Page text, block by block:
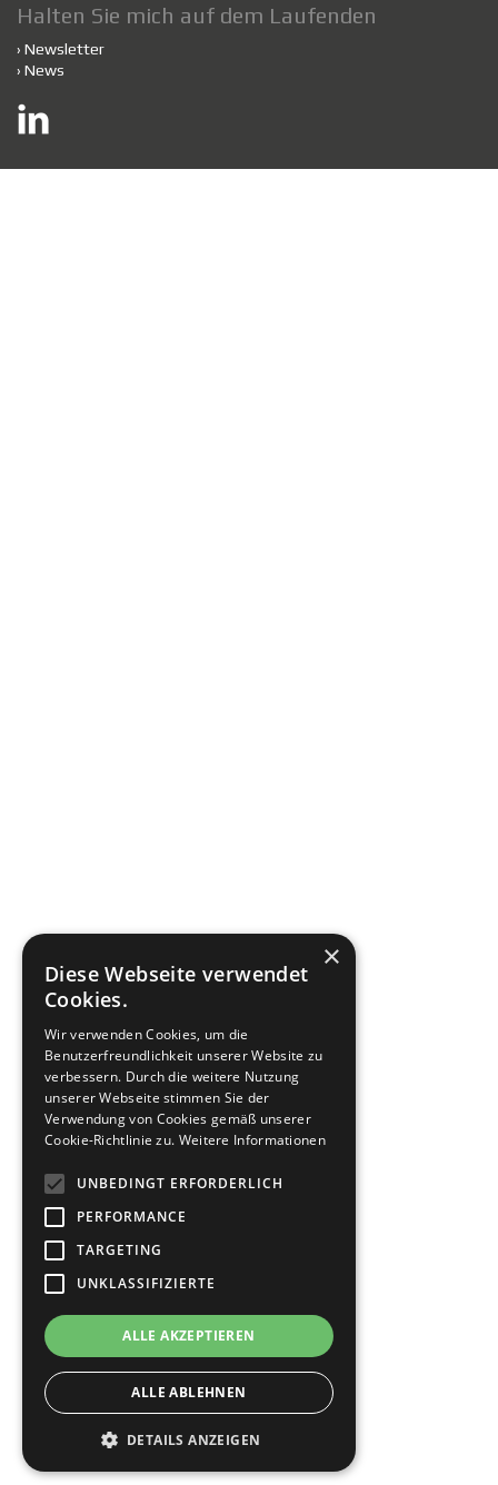
Halten Sie mich auf dem Laufenden
› Newsletter
› News
×
Diese Webseite verwendet
Cookies.
Wir verwenden Cookies, um die
Benutzerfreundlichkeit unserer Website zu
verbessern. Durch die weitere Nutzung
unserer Webseite stimmen Sie der
Verwendung von Cookies gemäß unserer
Cookie-Richtlinie zu. Weitere Informationen
UNBEDINGT ERFORDERLICH
PERFORMANCE
TARGETING
UNKLASSIFIZIERTE
ALLE AKZEPTIEREN
ALLE ABLEHNEN
DETAILS ANZEIGEN